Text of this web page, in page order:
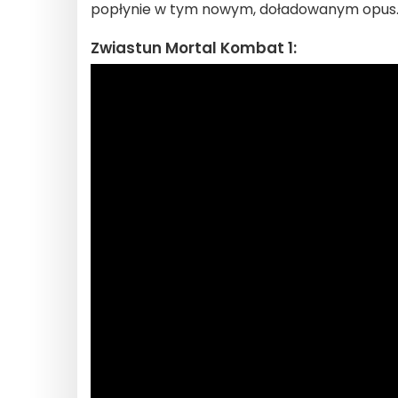
popłynie w tym nowym, doładowanym
Zwiastun Mortal Kombat 1: